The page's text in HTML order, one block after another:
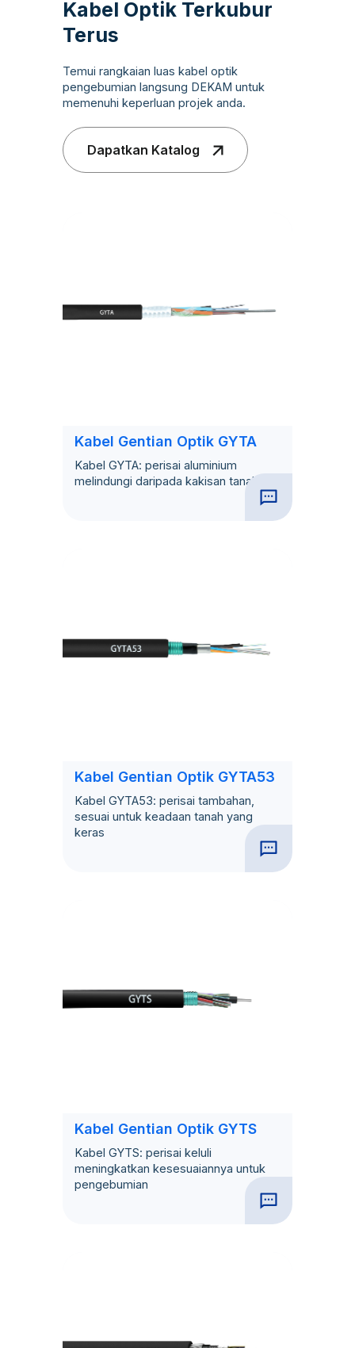
Kabel Optik Terkubur
Terus
Temui rangkaian luas kabel optik
pengebumian langsung DEKAM untuk
memenuhi keperluan projek anda.
Dapatkan Katalog
Kabel Gentian Optik GYTA
Kabel GYTA: perisai aluminium
melindungi daripada kakisan tanah
Kabel Gentian Optik GYTA53
Kabel GYTA53: perisai tambahan,
sesuai untuk keadaan tanah yang
keras
Kabel Gentian Optik GYTS
Kabel GYTS: perisai keluli
meningkatkan kesesuaiannya untuk
pengebumian